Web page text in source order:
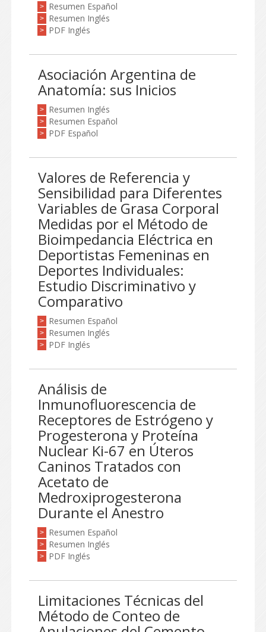
> Resumen Español
> Resumen Inglés
> PDF Inglés
Asociación Argentina de
Anatomía: sus Inicios
> Resumen Inglés
> Resumen Español
> PDF Español
Valores de Referencia y
Sensibilidad para Diferentes
Variables de Grasa Corporal
Medidas por el Método de
Bioimpedancia Eléctrica en
Deportistas Femeninas en
Deportes Individuales:
Estudio Discriminativo y
Comparativo
> Resumen Español
> Resumen Inglés
> PDF Inglés
Análisis de
Inmunofluorescencia de
Receptores de Estrógeno y
Progesterona y Proteína
Nuclear Ki-67 en Úteros
Caninos Tratados con
Acetato de
Medroxiprogesterona
Durante el Anestro
> Resumen Español
> Resumen Inglés
> PDF Inglés
Limitaciones Técnicas del
Método de Conteo de